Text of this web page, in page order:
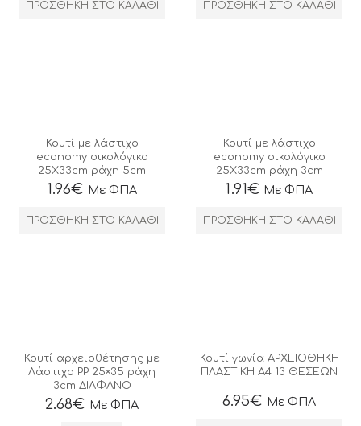
ΠΡΟΣΘΉΚΗ ΣΤΟ ΚΑΛΆΘΙ ΠΡΟΣΘΉΚΗ ΣΤΟ ΚΑΛΆΘΙ
Κουτί με λάστιχο
economy οικολόγικο
25Χ33cm ράχη 5cm
1.96€ Με ΦΠΑ
ΠΡΟΣΘΉΚΗ ΣΤΟ ΚΑΛΆΘΙ
Κουτί με λάστιχο
economy οικολόγικο
25Χ33cm ράχη 3cm
1.91€ Με ΦΠΑ
ΠΡΟΣΘΉΚΗ ΣΤΟ ΚΑΛΆΘΙ
Κουτί αρχειοθέτησης με
Λάστιχο ΡΡ 25×35 ράχη
3cm ΔΙΑΦΑΝΟ
2.68€ Με ΦΠΑ
Κουτί γωνία ΑΡΧΕΙΟΘΗΚΗ
ΠΛΑΣΤΙΚΗ Α4 13 ΘΕΣΕΩΝ
6.95€ Με ΦΠΑ